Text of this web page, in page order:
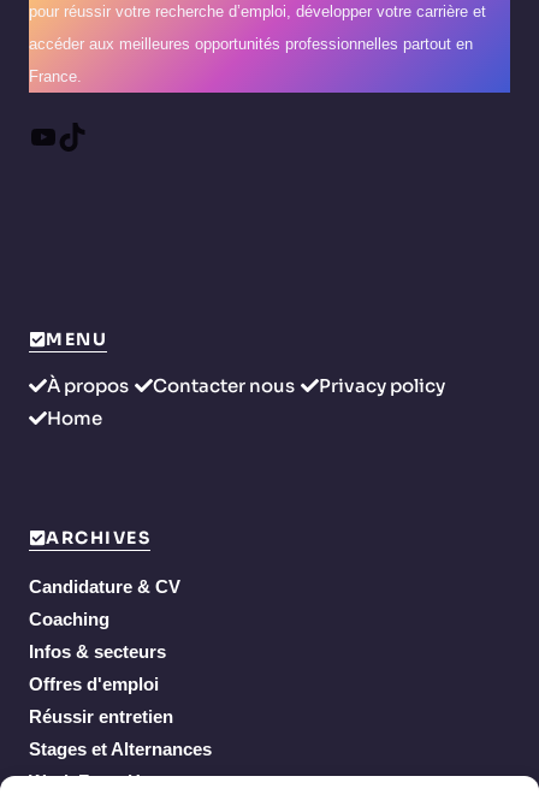
pour réussir votre recherche d’emploi, développer votre carrière et
accéder aux meilleures opportunités professionnelles partout en
France.
YouTube
TikTok
MENU
À propos Contacter nous
Privacy policy
Home
ARCHIVES
Candidature & CV
Coaching
Infos & secteurs
Offres d'emploi
Réussir entretien
Stages et Alternances
Work From Home